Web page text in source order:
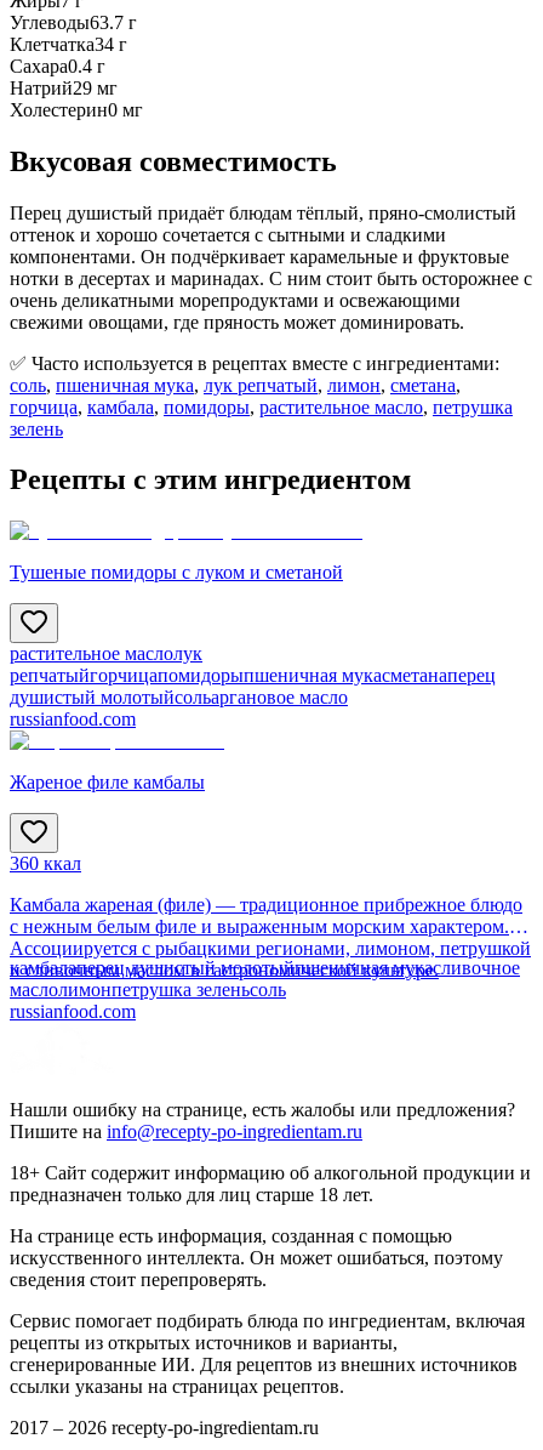
Углеводы63.7 г
Клетчатка34 г
Сахара0.4 г
Натрий29 мг
Холестерин0 мг
Вкусовая совместимость
Перец душистый придаёт блюдам тёплый, пряно-смолистый
оттенок и хорошо сочетается с сытными и сладкими
компонентами. Он подчёркивает карамельные и фруктовые
нотки в десертах и маринадах. С ним стоит быть осторожнее с
очень деликатными морепродуктами и освежающими
свежими овощами, где пряность может доминировать.
✅ Часто используется в рецептах вместе с ингредиентами:
соль, пшеничная мука, лук репчатый, лимон, сметана,
горчица, камбала, помидоры, растительное масло, петрушка
зелень
Рецепты с этим ингредиентом
Тушеные помидоры с луком и сметаной
растительное маслолук
репчатыйгорчицапомидорыпшеничная мукасметанаперец
душистый молотыйсольаргановое масло
russianfood.com
Жареное филе камбалы
360 ккал
Камбала жареная (филе) — традиционное прибрежное блюдо
с нежным белым филе и выраженным морским характером.
Ассоциируется с рыбацкими регионами, лимоном, петрушкой
и сливочным маслом в гастрономической культуре.
камбалаперец душистый молотыйпшеничная мукасливочное
маслолимонпетрушка зеленьсоль
russianfood.com
Нашли ошибку на странице, есть жалобы или предложения?
Пишите на info@recepty-po-ingredientam.ru
18+ Сайт содержит информацию об алкогольной продукции и
предназначен только для лиц старше 18 лет.
На странице есть информация, созданная с помощью
искусственного интеллекта. Он может ошибаться, поэтому
сведения стоит перепроверять.
Сервис помогает подбирать блюда по ингредиентам, включая
рецепты из открытых источников и варианты,
сгенерированные ИИ. Для рецептов из внешних источников
ссылки указаны на страницах рецептов.
2017 – 2026 recepty-po-ingredientam.ru